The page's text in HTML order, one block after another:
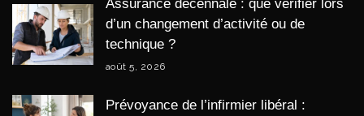
Assurance décennale : que vérifier lors
d’un changement d’activité ou de
technique ?
août 5, 2026
Prévoyance de l’infirmier libéral :